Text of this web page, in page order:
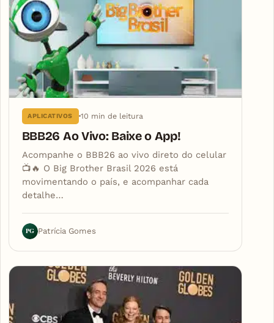
APLICATIVOS 10 min de leitura
BBB26 Ao Vivo: Baixe o App!
Acompanhe o BBB26 ao vivo direto do celular
📺🔥 O Big Brother Brasil 2026 está
movimentando o país, e acompanhar cada
detalhe…
PG Patrícia Gomes